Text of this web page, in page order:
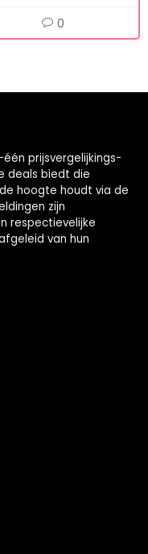
0
prijsvergelijkings-
deals biedt die
hoogte houdt via de
zijn
respectievelijke
van hun